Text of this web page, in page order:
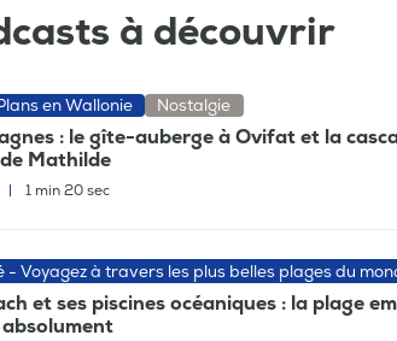
à découvrir
en Wallonie Nostalgie
: le gîte-auberge à Ovifat et la
Mathilde
1 min 20 sec
- Voyagez à travers les plus belles plages du
et ses piscines océaniques : la plage